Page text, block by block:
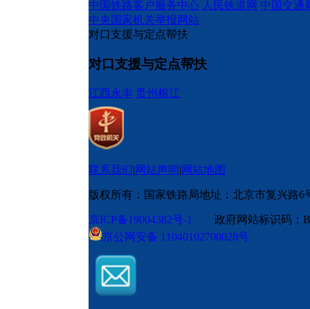
中国铁路客户服务中心 人民铁道网 中国交通
中央国家机关举报网站
对口支援与定点帮扶
对口支援与定点帮扶
江西永丰 贵州榕江
联系我们|网站声明|网站地图
版权所有：国家铁路局地址：北京市复兴路6
京ICP备19004382号-1
政府网站标识码
京公网安备 11040102700028号